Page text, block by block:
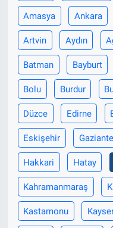
Amasya Ankara
Artvin Aydın
Batman Bayburt
Bolu Burdur
Düzce Edirne
Eskişehir
Hakkari Hatay
Kahramanmaraş
Kastamonu